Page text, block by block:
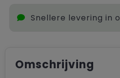
Snellere levering in
Omschrijving